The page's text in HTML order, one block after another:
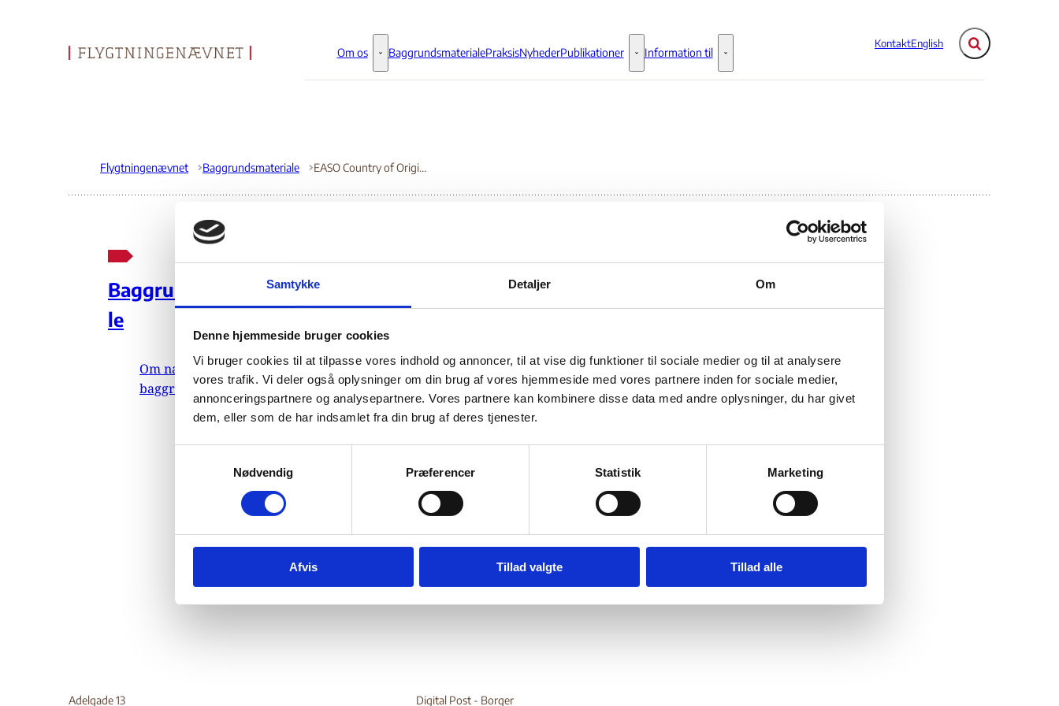
Samtykke Detaljer Om
Denne hjemmeside bruger cookies
Vi bruger cookies til at tilpasse vores indhold og annoncer, til at vise dig funktioner til sociale medier og til at analysere
vores trafik. Vi deler også oplysninger om din brug af vores hjemmeside med vores partnere inden for sociale medier,
annonceringspartnere og analysepartnere. Vores partnere kan kombinere disse data med andre oplysninger, du har givet
dem, eller som de har indsamlet fra din brug af deres tjenester.
v
Nødvendig Præferencer Statistik Marketing
Afvis Tillad valgte Tillad alle
Gå til forsiden
KontaktEnglish Fold søgefelt ud
Om os Om os - Flere links
BaggrundsmaterialePraksisNyhederPublikationer Publikationer - Flere links
Information til Information til - Flere links
Flygtningenævnet Baggrundsmateriale EASO Country of Origin Information Report. Russian Federation State Actors of Protection
Baggrundsmateria
le
Om nævnets
baggrundsmateriale
EASO Country of Origin
Information Report.
Russian Federation State
Actors of Protection
Bilag 453 European Asylum Support Office (EASO)Rusland (I)
Indeholder oplysninger om centrale statslige aktører inden for
myndighedsbeskyttelse i Rusland. Derudover oplysninger om
herunder den seneste udvikling og den statslige beskyttelse
Adelgade 13 Digital Post - Borger